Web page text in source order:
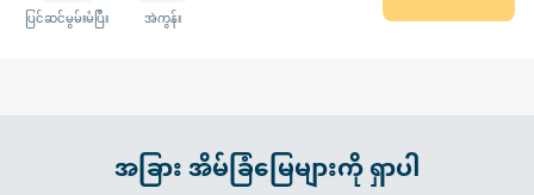
ပြင်ဆင်မွမ်းမံပြီး အဲကွန်း
အခြား အိမ်ခြံမြေများကို ရှာပါ